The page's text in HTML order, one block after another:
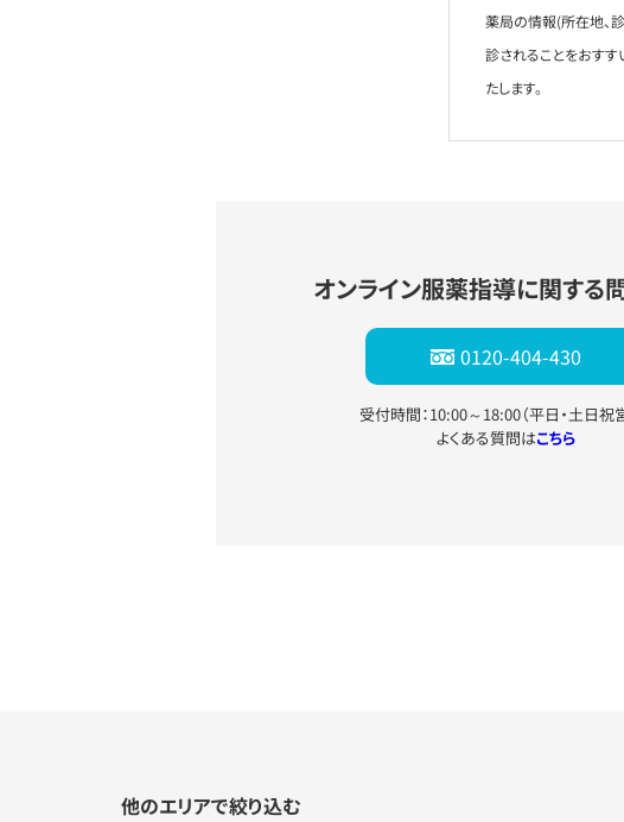
薬局の情報(所在地、
診されることをおすす
たします。
オンライン服薬指導に関する
0120-404-430
受付時間：10:00～18:00（平日・土日祝
よくある質問はこちら
他のエリアで絞り込む